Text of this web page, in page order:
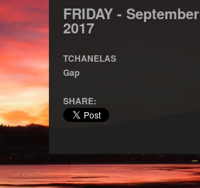
FRIDAY - September
2017
TCHANELAS
Gap
SHARE: